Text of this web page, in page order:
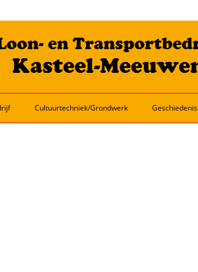
Cultuurtechniek/Grondwerk Geschiedenis